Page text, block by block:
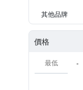
其他品牌
價格
-